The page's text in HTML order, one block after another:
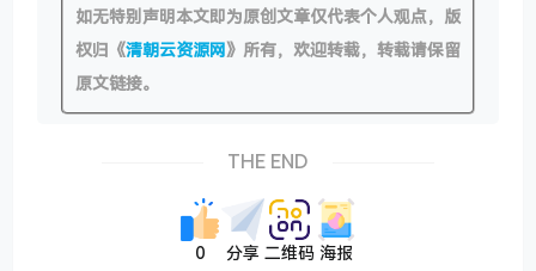
如无特别声明本文即为原创文章仅代表个人观点，版
权归《清朝云资源网》所有，欢迎转载，转载请保留
原文链接。
THE END
0 分享 二维码 海报